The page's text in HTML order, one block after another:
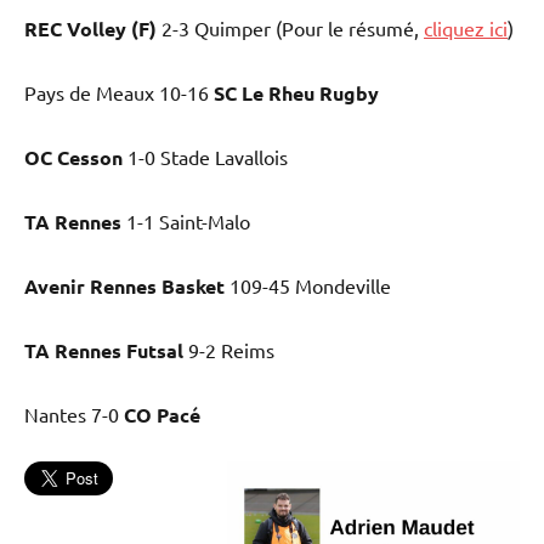
REC Volley (F) 2-3 Quimper (Pour le résumé, cliquez ici)
Pays de Meaux 10-16 SC Le Rheu Rugby
OC Cesson 1-0 Stade Lavallois
TA Rennes 1-1 Saint-Malo
Avenir Rennes Basket 109-45 Mondeville
TA Rennes Futsal 9-2 Reims
Nantes 7-0 CO Pacé